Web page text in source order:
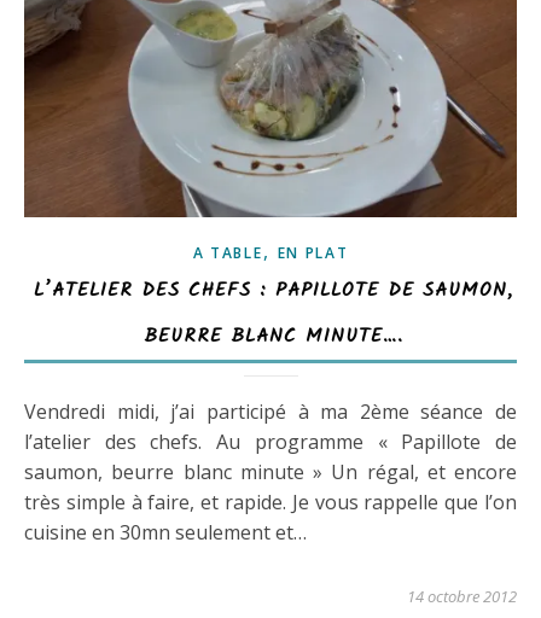
A TABLE, EN PLAT
L’ATELIER DES CHEFS : PAPILLOTE DE SAUMON,
BEURRE BLANC MINUTE….
Vendredi midi, j’ai participé à ma 2ème séance de
l’atelier des chefs. Au programme « Papillote de
saumon, beurre blanc minute » Un régal, et encore
très simple à faire, et rapide. Je vous rappelle que l’on
cuisine en 30mn seulement et…
14 octobre 2012